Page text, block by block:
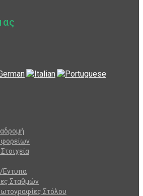
Εντυπα
Σταθμών
Στόλου